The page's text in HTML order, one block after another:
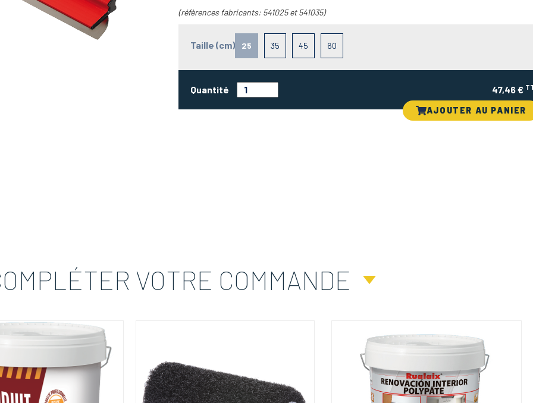
(réfèrences fabricants: 541025 et 541035)
Taille (cm) 25 35 45 60
Quantité 47,46 €
AJOUTER AU PANIER
VOTRE COMMANDE